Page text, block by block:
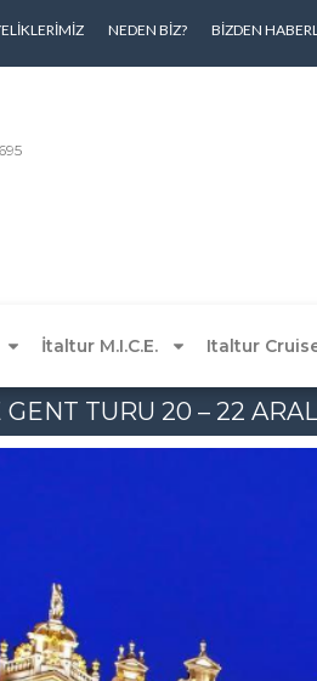
NEDEN BIZ? BIZDEN
İtaltur M.I.C.E. Italtur
GENT TURU 20 – 22